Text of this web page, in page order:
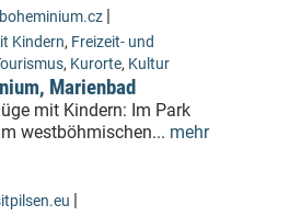
|
Kindern, Freizeit- und
, Kurorte, Kultur
Marienbad
mit Kindern: Im Park
westböhmischen... mehr
|